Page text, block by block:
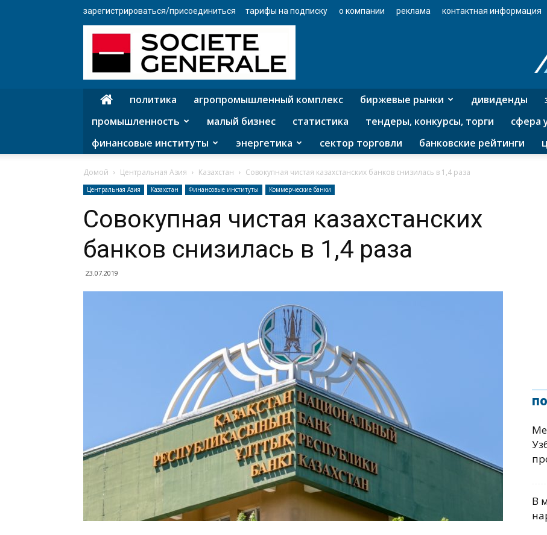
зарегистрироваться/присоединиться тарифы на подписку о компании реклама контактная информация
политика агропромышленный комплекс биржевые рынки дивиденды
промышленность
малый бизнес статистика тендеры, конкурсы, торги
сфера
финансовые институты
энергетика сектор торговли банковские рейтинги
Домой Центральная Азия Казахстан Совокупная чистая казахстанских банков снизилась в 1,4 раза
Центральная Азия Казахстан Финансовые институты Коммерческие банки
Совокупная чистая казахстанских
банков снизилась в 1,4 раза
23.07.2019
В